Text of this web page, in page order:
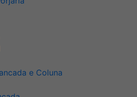
e Coluna